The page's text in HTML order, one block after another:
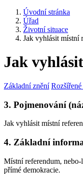
Úvodní stránka
Úřad
Životní situace
Jak vyhlásit místní
Jak
Základní znění
3. Pojmenování
Jak vyhlásit místní
4. Základní
Místní referendum,
přímé demokracie.